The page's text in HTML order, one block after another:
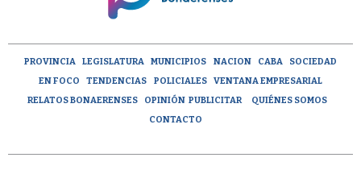
PROVINCIA LEGISLATURA MUNICIPIOS NACION CABA
SOCIEDAD
EN FOCO
TENDENCIAS POLICIALES
VENTANA EMPRESARIAL
RELATOS BONAERENSES
OPINIÓN PUBLICITAR
QUIÉNES SOMOS
CONTACTO